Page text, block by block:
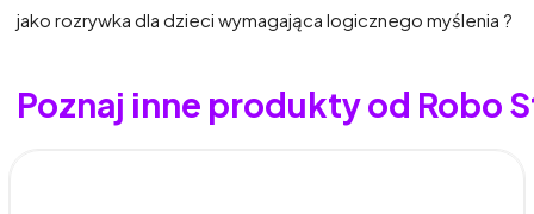
jako rozrywka dla dzieci wymagająca logicznego myślenia ?
Poznaj inne produkty od Robo